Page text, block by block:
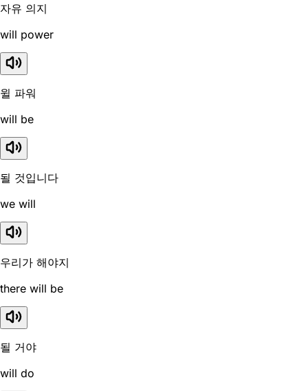
자유 의지
will power
윌 파워
will be
될 것입니다
we will
우리가 해야지
there will be
될 거야
will do